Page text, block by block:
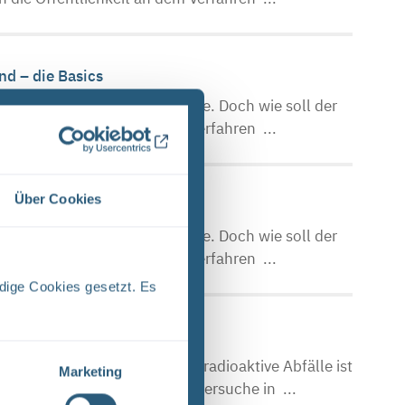
Über Cookies
Cookies gesetzt. Es
Marketing
– die Basics
hochradioaktiven Abfälle. Doch wie soll der
die Öffentlichkeit an dem Verfahren ...
– die Basics
hochradioaktiven Abfälle. Doch wie soll der
die Öffentlichkeit an dem Verfahren ...
für ein Endlager für hochradioaktive Abfälle ist
befindet sich die Endlagersuche in ...